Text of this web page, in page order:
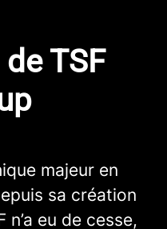
TSF
majeur en
sa création
n’a eu de cesse,